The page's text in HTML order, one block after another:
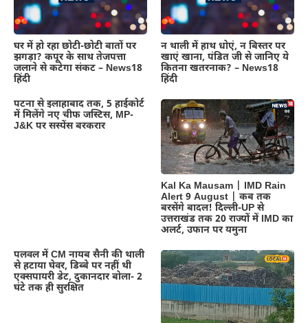
घर में हो रहा छोटी-छोटी बातों पर
झगड़ा? कपूर के साथ तेजपत्ता
जलाने से कटेगा संकट – News18
हिंदी
न थाली में हाथ धोएं, न बिस्तर पर
खाएं खाना, पंडित जी से जानिए ये
कितना खतरनाक? – News18
हिंदी
पटना से इलाहाबाद तक, 5 हाईकोर्ट
में मिलेंगे नए चीफ जस्टिस, MP-
J&K पर सस्पेंस बरकरार
Kal Ka Mausam | IMD Rain
Alert 9 August | कब तक
बरसेंगे बादल! दिल्ली-UP से
उत्तराखंड तक 20 राज्यों में IMD का
अलर्ट, उफान पर यमुना
पलवल में CM नायब सैनी की थाली
से हटाया घेवर, डिब्बे पर नहीं थी
एक्सपायरी डेट, दुकानदार बोला- 2
घंटे तक ही सुरक्षित